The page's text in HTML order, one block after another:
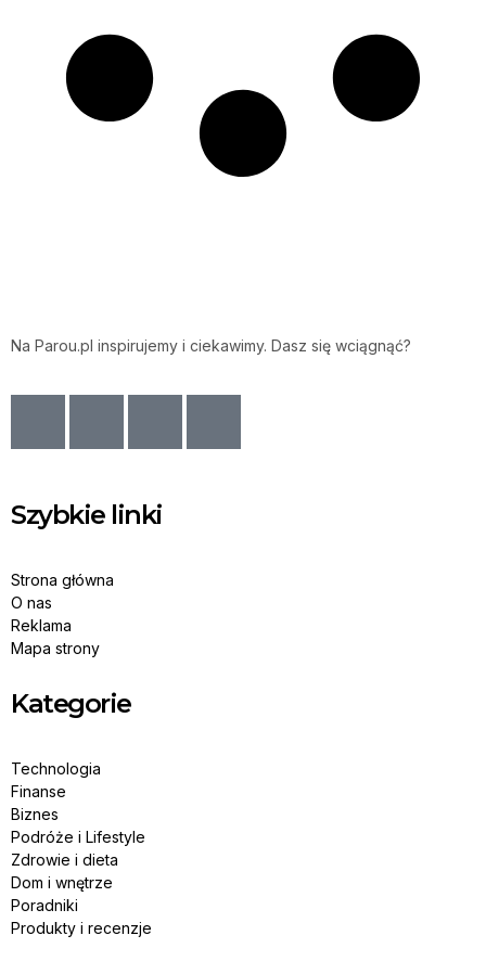
Na Parou.pl inspirujemy i ciekawimy. Dasz się wciągnąć?
Szybkie linki
Strona główna
O nas
Reklama
Mapa strony
Kategorie
Technologia
Finanse
Biznes
Podróże i Lifestyle
Zdrowie i dieta
Dom i wnętrze
Poradniki
Produkty i recenzje